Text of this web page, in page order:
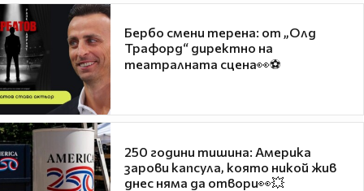
Бербо смени терена: от „Олд
Трафорд“ директно на
театралната сцена👀⚽
250 години тишина: Америка
зарови капсула, която никой жив
днес няма да отвори👀💥